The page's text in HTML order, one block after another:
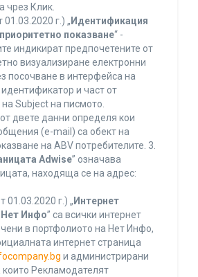
чрез Клик.
01.03.2020 г.) „ Идентификация
показване“ -
индикират предпочетените от
визуализиране електронни
посочване в интерфейса на
и част от
Subject на писмото.
двете данни определя кои
(e-mail) са обект на
на ABV потребителите. 3.
Adwise” означава
находяща се на адрес:
01.03.2020 г.) „ Интернет
Нет Инфо” са всички интернет
в портфолиото на Нет Инфо,
интернет страница
и администрирани
Рекламодателят